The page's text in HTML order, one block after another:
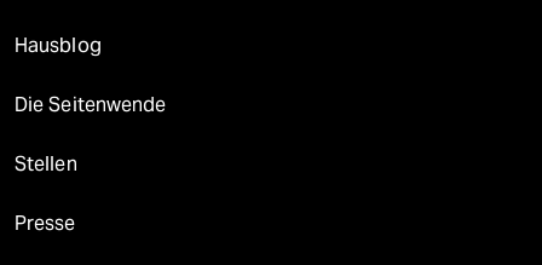
Hausblog
Die Seitenwende
Stellen
Presse